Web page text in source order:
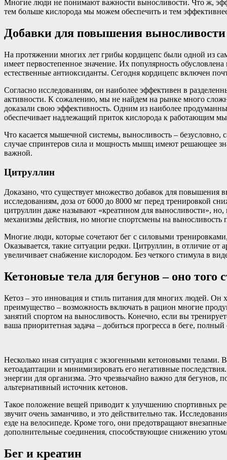
Многие люди не понимают важности выносливости. Что ж,
тем больше кислорода мы можем обеспечить и тем
Добавки для повышения выносливости
На протяжении многих лет грибы кордицепс были одной из
имеет первостепенное значение. Их популярность
естественные антиоксиданты. Сегодня кордицепс включен
Согласно исследованиям, он наиболее эффективен в
активности. К сожалению, мы не найдем на рынке много
доказали свою эффективность. Одним из наиболее
обеспечивает надлежащий приток кислорода к работающим
Что касается мышечной системы, выносливость – безусловно,
случае спринтеров сила и мощность мышц имеют решающее
важной.
Цитруллин
Доказано, что существует множество добавок для
исследованиям, доза от 6000 до 8000 мг перед тренировкой
цитруллин даже называют «креатином для выносливости», но,
механизмы действия, но многие спортсмены на
Многие люди, которые сочетают бег с силовыми
Оказывается, такие ситуации редки. Цитруллин, в отличие
увеличивает снабжение кислородом. Без четкого стимула в
Кетоновые тела для бегунов – оно того
Кетоз – это инновация и стиль питания для многих людей. Он
преимущество – возможность включать в рацион многие
занятий спортом на выносливость. Конечно, если вы
ваша приоритетная задача – добиться прогресса в беге,
Несколько иная ситуация с экзогенными кетоновыми телами.
кетоадаптации и минимизировать его негативные
энергии для организма. Это чрезвычайно важно для бегунов,
альтернативный источник кетонов.
Такое положение вещей приводит к улучшению спортивных
звучит очень заманчиво, и это действительно так.
езде на велосипеде. Кроме того, они предотвращают
дополнительные соединения, способствующие снижению
Бег и креатин